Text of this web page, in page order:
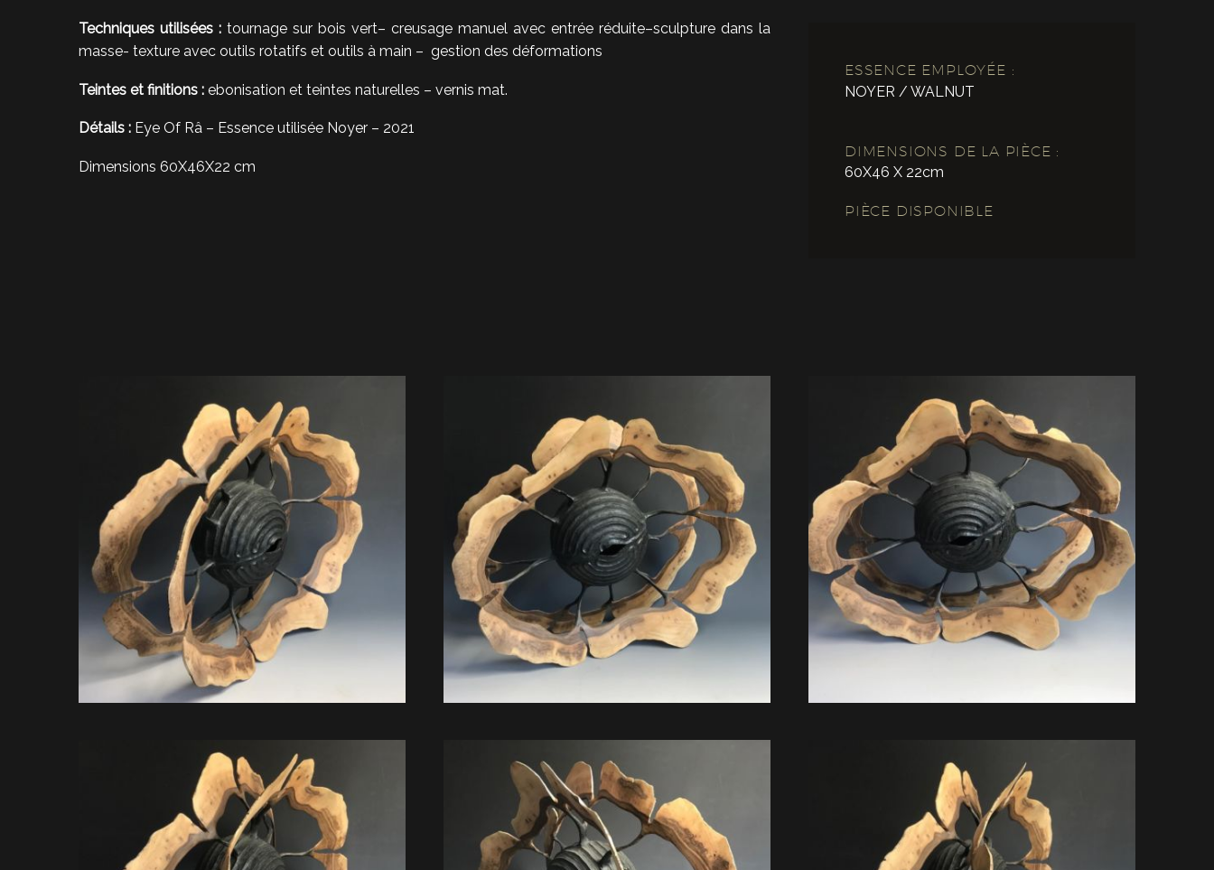
Techniques utilisées : tournage sur bois vert– creusage manuel avec entrée réduite–sculpture dans la
masse- texture avec outils rotatifs et outils à main – gestion des déformations
Teintes et finitions : ebonisation et teintes naturelles – vernis mat.
Détails : Eye Of Râ – Essence utilisée Noyer – 2021
Dimensions 60X46X22 cm
ESSENCE EMPLOYÉE :
NOYER / WALNUT
DIMENSIONS DE LA PIÈCE :
60X46 X 22cm
PIÈCE DISPONIBLE